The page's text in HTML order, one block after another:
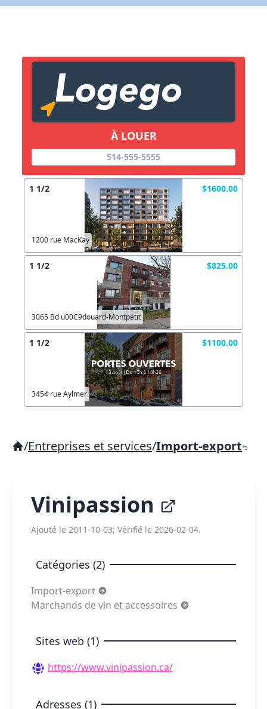
À LOUER
514-555-5555
1 1/2 $1600.00
1200 rue MacKay
1 1/2 $825.00
3065 Bd u00C9douard-Montpetit
1 1/2 $1100.00
3454 rue Aylmer
/Entreprises et services/Import-export
Vinipassion
Ajouté le 2011-10-03; Vérifié le 2026-02-04.
Catégories (2)
Import-export
Marchands de vin et accessoires
Sites web (1)
https://www.vinipassion.ca/
Adresses (1)
Copier lien
X Fermer Envoyez